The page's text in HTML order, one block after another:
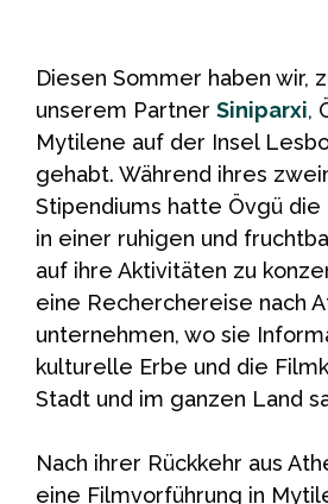
Diesen Sommer haben wir,
unserem Partner Siniparxi,
Mytilene auf der Insel
gehabt. Während ihres
Stipendiums hatte Övgü die
in einer ruhigen und
auf ihre Aktivitäten zu
eine Recherchereise nach
unternehmen, wo sie
kulturelle Erbe und die
Stadt und im ganzen Land
Nach ihrer Rückkehr aus
eine Filmvorführung in